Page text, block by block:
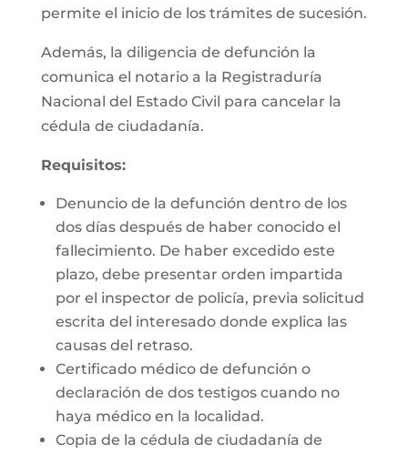
permite el inicio de los trámites de sucesión.
Además, la diligencia de defunción la
comunica el notario a la Registraduría
Nacional del Estado Civil para cancelar la
cédula de ciudadanía.
Requisitos:
Denuncio de la defunción dentro de los
dos días después de haber conocido el
fallecimiento. De haber excedido este
plazo, debe presentar orden impartida
por el inspector de policía, previa solicitud
escrita del interesado donde explica las
causas del retraso.
Certificado médico de defunción o
declaración de dos testigos cuando no
haya médico en la localidad.
Copia de la cédula de ciudadanía de